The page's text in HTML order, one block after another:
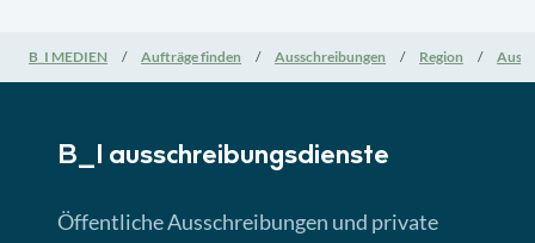
B_I MEDIEN Aufträge finden Ausschreibungen Region
B_I ausschreibungs­dienste
Öffentliche Ausschreibungen und private